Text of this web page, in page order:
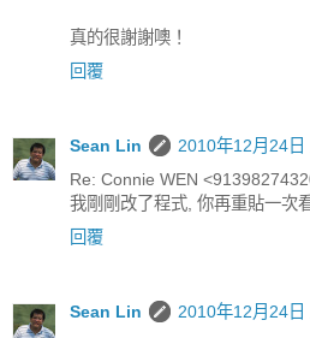
真的很謝謝噢！
回覆
Sean Lin
2010年12月24日
Re: Connie WEN
我剛剛改了程式, 你再重貼一次
回覆
Sean Lin
2010年12月24